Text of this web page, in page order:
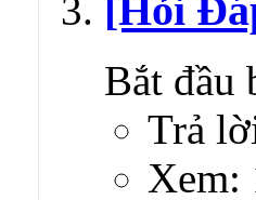
[Hỏi
Bắt đầu
Trả
Xem: